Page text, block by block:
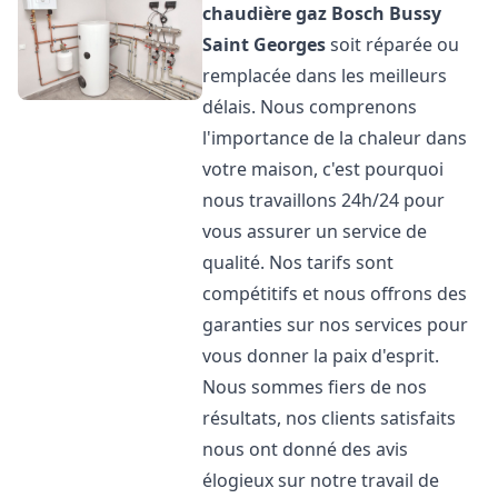
chaudière gaz Bosch Bussy
Saint Georgessoit réparée ou
remplacée dans les meilleurs
délais. Nous comprenons
l'importance de la chaleur dans
votre maison, c'est pourquoi
nous travaillons 24h/24 pour
vous assurer un service de
qualité. Nos tarifs sont
compétitifs et nous offrons des
garanties sur nos services pour
vous donner la paix d'esprit.
Nous sommes fiers de nos
résultats, nos clients satisfaits
nous ont donné des avis
élogieux sur notre travail de